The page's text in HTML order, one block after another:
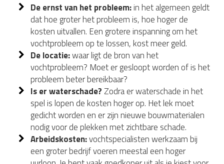
De ernst van het probleem:in het algemeen geldt
dat hoe groter het probleem is, hoe hoger de
kosten uitvallen. Een grotere inspanning om het
vochtprobleem op te lossen, kost meer geld.
De locatie:waar ligt de bron van het
vochtprobleem? Moet er gesloopt worden of is het
probleem beter bereikbaar?
Is er waterschade? Zodra er waterschade in het
spel is lopen de kosten hoger op. Het lek moet
gedicht worden en er zijn nieuwe bouwmaterialen
nodig voor de plekken met zichtbare schade.
Arbeidskosten:vochtspecialisten werkzaam bij
een groter bedrijf voeren meestal een hoger